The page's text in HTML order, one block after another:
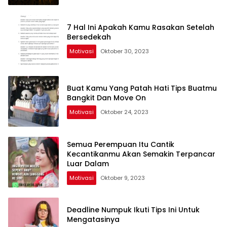
7 Hal Ini Apakah Kamu Rasakan Setelah
Bersedekah
Motivasi Oktober 30, 2023
Buat Kamu Yang Patah Hati Tips Buatmu
Bangkit Dan Move On
Motivasi Oktober 24, 2023
Semua Perempuan Itu Cantik
Kecantikanmu Akan Semakin Terpancar
Luar Dalam
Motivasi Oktober 9, 2023
Deadline Numpuk Ikuti Tips Ini Untuk
Mengatasinya